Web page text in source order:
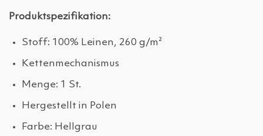
Produktspezifikation:
Stoff: 100% Leinen, 260 g/m²
Kettenmechanismus
Menge: 1 St.
Hergestellt in Polen
Farbe: Hellgrau